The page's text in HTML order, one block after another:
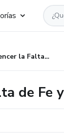
Cómo Vencer la Falta de Fe y la Duda
de Fe